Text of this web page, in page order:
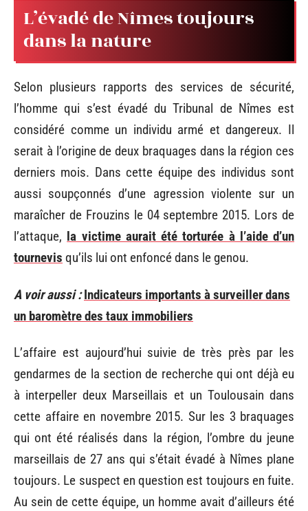
L’évadé de Nîmes toujours
dans la nature
Selon plusieurs rapports des services de sécurité,
l’homme qui s’est évadé du Tribunal de Nîmes est
considéré comme un individu armé et dangereux. Il
serait à l’origine de deux braquages dans la région ces
derniers mois. Dans cette équipe des individus sont
aussi soupçonnés d’une agression violente sur un
maraîcher de Frouzins le 04 septembre 2015. Lors de
l’attaque, la victime aurait été torturée à l’aide d’un
tournevis qu’ils lui ont enfoncé dans le genou.
A voir aussi : Indicateurs importants à surveiller dans
un baromètre des taux immobiliers
L’affaire est aujourd’hui suivie de très près par les
gendarmes de la section de recherche qui ont déjà eu
à interpeller deux Marseillais et un Toulousain dans
cette affaire en novembre 2015. Sur les 3 braquages
qui ont été réalisés dans la région, l’ombre du jeune
marseillais de 27 ans qui s’était évadé à Nîmes plane
toujours. Le suspect en question est toujours en fuite.
Au sein de cette équipe, un homme avait d’ailleurs été